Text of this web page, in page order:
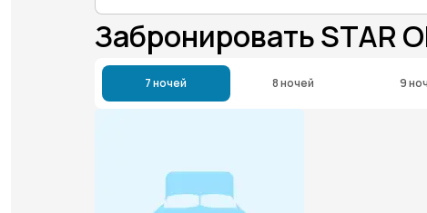
Забронировать STAR
7 ночей 8 ночей 9